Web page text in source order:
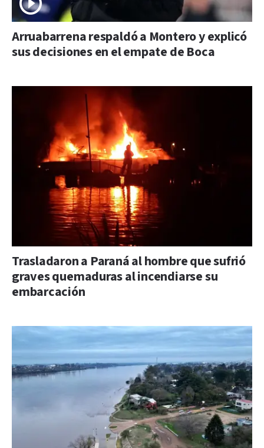
Arruabarrena respaldó a Montero y explicó
sus decisiones en el empate de Boca
Trasladaron a Paraná al hombre que sufrió
graves quemaduras al incendiarse su
embarcación